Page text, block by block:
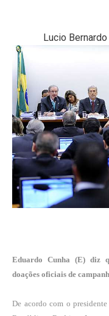
Lucio
Eduardo Cunha (E) diz
doações oficiais de
De acordo com o